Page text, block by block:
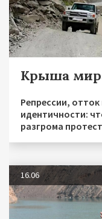
Крыша
Репрессии,
идентичности:
разгрома
16.06